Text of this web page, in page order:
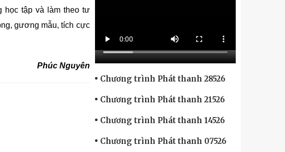
học tập và làm theo tư
gương mẫu, tích cực
Phúc Nguyên
Chương trình Phát thanh 28526
Chương trình Phát thanh 21526
Chương trình Phát thanh 14526
Chương trình Phát thanh 07526